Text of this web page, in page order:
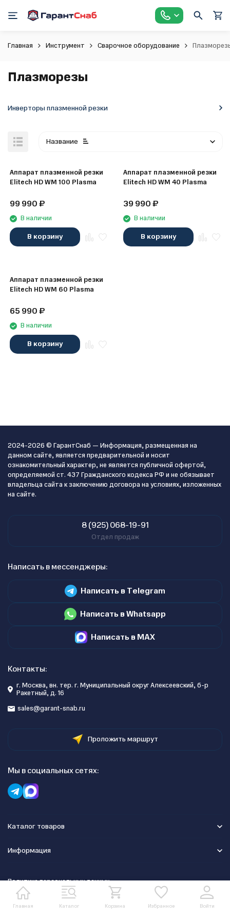
Главная Инструмент Сварочное оборудование
Плазморезы
Инверторы плазменной резки
Название
Аппарат плазменной резки
Elitech HD WM 100 Plasma
99 990₽
В наличии
В корзину
Аппарат плазменной резки
Elitech HD WM 40 Plasma
39 990₽
В наличии
В корзину
Аппарат плазменной резки
Elitech HD WM 60 Plasma
65 990₽
В наличии
В корзину
Главная Каталог Корзина Избранное Войти
2024-2026 © ГарантСнаб — Информация, размещенная на
данном сайте, является предварительной и носит
ознакомительный характер, не является публичной офертой,
определяемой ст. 437 Гражданского кодекса РФ и не обязывает
владельца сайта к заключению договора на условиях, изложенных
на сайте.
8 (925) 068-19-91
Отдел продаж
Написать в мессенджеры:
Написать в Telegram
Написать в Whatsapp
Написать в MAX
Контакты:
г. Москва, вн. тер. г. Муниципальный округ Алексеевский, б-р
Ракетный, д. 16
sales@garant-snab.ru
Проложить маршрут
Мы в социальных сетях:
Каталог товаров
Информация
Политика персональных данных